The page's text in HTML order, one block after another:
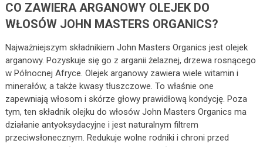
CO ZAWIERA ARGANOWY OLEJEK DO
WŁOSÓW JOHN MASTERS ORGANICS?
Najważniejszym składnikiem John Masters Organics jest olejek
arganowy. Pozyskuje się go z arganii żelaznej, drzewa rosnącego
w Północnej Afryce. Olejek arganowy zawiera wiele witamin i
minerałów, a także kwasy tłuszczowe. To właśnie one
zapewniają włosom i skórze głowy prawidłową kondycję. Poza
tym, ten składnik olejku do włosów John Masters Organics ma
działanie antyoksydacyjne i jest naturalnym filtrem
przeciwsłonecznym. Redukuje wolne rodniki i chroni przed